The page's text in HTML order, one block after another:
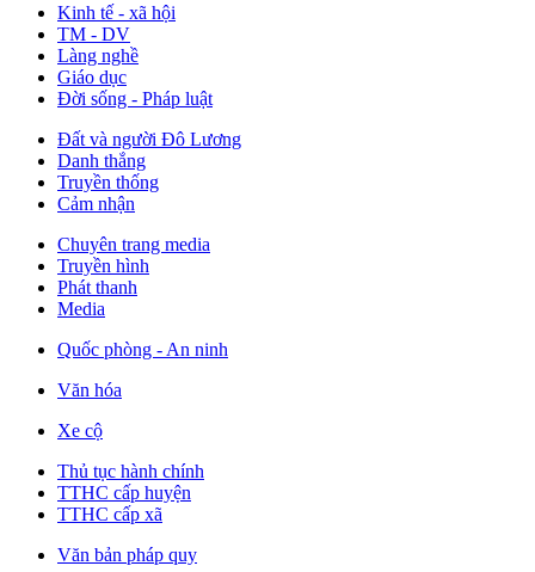
Kinh tế - xã hội
TM - DV
Làng nghề
Giáo dục
Đời sống - Pháp luật
Đất và người Đô Lương
Danh thắng
Truyền thống
Cảm nhận
Chuyên trang media
Truyền hình
Phát thanh
Media
Quốc phòng - An ninh
Văn hóa
Xe cộ
Thủ tục hành chính
TTHC cấp huyện
TTHC cấp xã
Văn bản pháp quy